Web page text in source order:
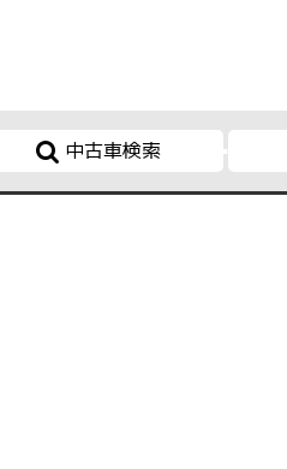
中古車検索